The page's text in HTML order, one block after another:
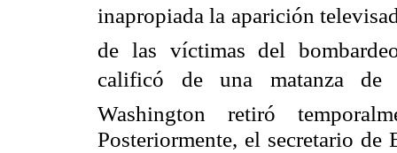
inapropiada la aparición
de las víctimas del
calificó de una matanza de
Washington retiró
Posteriormente, el secretario